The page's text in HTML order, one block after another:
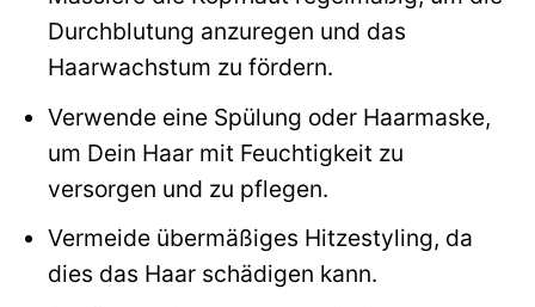
Durchblutung anzuregen und das
Haarwachstum zu fördern.
Verwende eine Spülung oder Haarmaske,
um Dein Haar mit Feuchtigkeit zu
versorgen und zu pflegen.
Vermeide übermäßiges Hitzestyling, da
dies das Haar schädigen kann.